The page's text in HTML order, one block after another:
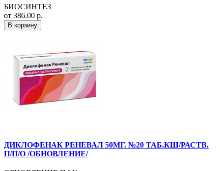
БИОСИНТЕЗ
от 386.00 р.
В корзину
ДИКЛОФЕНАК РЕНЕВАЛ 50МГ. №20 ТАБ.КШ/РАСТВ.
П/П/О /ОБНОВЛЕНИЕ/